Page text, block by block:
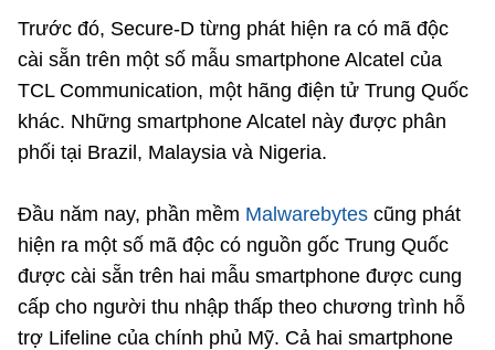
Trước đó, Secure-D từng phát hiện ra có mã độc
cài sẵn trên một số mẫu smartphone Alcatel của
TCL Communication, một hãng điện tử Trung Quốc
khác. Những smartphone Alcatel này được phân
phối tại Brazil, Malaysia và Nigeria.
Đầu năm nay, phần mềm Malwarebytes cũng phát
hiện ra một số mã độc có nguồn gốc Trung Quốc
được cài sẵn trên hai mẫu smartphone được cung
cấp cho người thu nhập thấp theo chương trình hỗ
trợ Lifeline của chính phủ Mỹ. Cả hai smartphone